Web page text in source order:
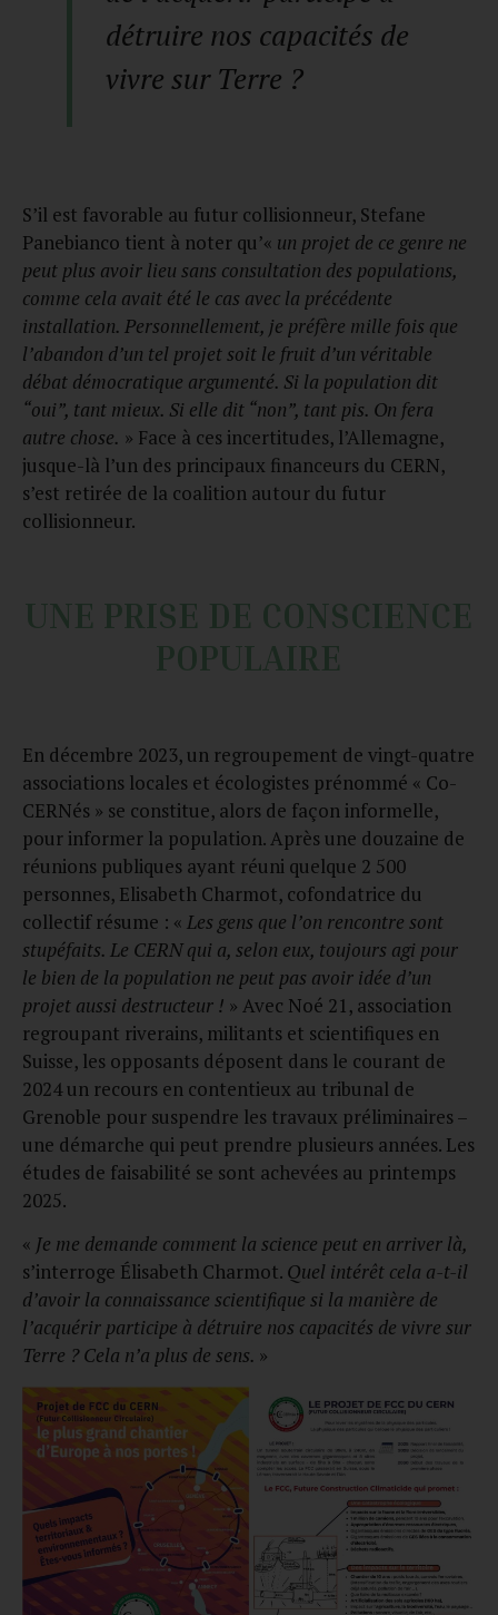
détruire nos capacités de
vivre sur Terre ?
S’il est favorable au futur collisionneur, Stefane
Panebianco tient à noter qu’« un projet de ce genre ne
peut plus avoir lieu sans consultation des populations,
comme cela avait été le cas avec la précédente
installation. Personnellement, je préfère mille fois que
l’abandon d’un tel projet soit le fruit d’un véritable
débat démocratique argumenté. Si la population dit
“oui”, tant mieux. Si elle dit “non”, tant pis. On fera
autre chose. » Face à ces incertitudes, l’Allemagne,
jusque-là l’un des principaux financeurs du CERN,
s’est retirée de la coalition autour du futur
collisionneur.
UNE PRISE DE CONSCIENCE
POPULAIRE
En décembre 2023, un regroupement de vingt-quatre
associations locales et écologistes prénommé « Co-
CERNés » se constitue, alors de façon informelle,
pour informer la population. Après une douzaine de
réunions publiques ayant réuni quelque 2 500
personnes, Elisabeth Charmot, cofondatrice du
collectif résume : « Les gens que l’on rencontre sont
stupéfaits. Le CERN qui a, selon eux, toujours agi pour
le bien de la population ne peut pas avoir idée d’un
projet aussi destructeur ! » Avec Noé 21, association
regroupant riverains, militants et scientifiques en
Suisse, les opposants déposent dans le courant de
2024 un recours en contentieux au tribunal de
Grenoble pour suspendre les travaux préliminaires –
une démarche qui peut prendre plusieurs années. Les
études de faisabilité se sont achevées au printemps
2025.
« Je me demande comment la science peut en arriver là,
s’interroge Élisabeth Charmot. Quel intérêt cela a-t-il
d’avoir la connaissance scientifique si la manière de
l’acquérir participe à détruire nos capacités de vivre sur
Terre ? Cela n’a plus de sens. »